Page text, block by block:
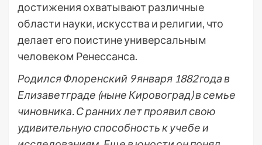
достижения охватывают различные
области науки, искусства и религии, что
делает его поистине универсальным
человеком Ренессанса.
Родился Флоренский 9 января 1882 года в
Елизаветграде (ныне Кировоград) в семье
чиновника. С ранних лет проявил свою
удивительную способность к учебе и